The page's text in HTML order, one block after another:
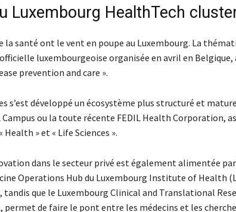
Luxembourg HealthTech
la santé ont le vent en poupe au Luxembourg. La
luxembourgeoise organisée en avril en Belgique,
prevention and care ».
s’est développé un écosystème plus structuré et
Campus ou la toute récente FEDIL Health Corporation,
Health » et « Life Sciences ».
dans le secteur privé est également alimentée
Operations Hub du Luxembourg Institute of Health
tandis que le Luxembourg Clinical and Translational
permet de faire le pont entre les médecins et les